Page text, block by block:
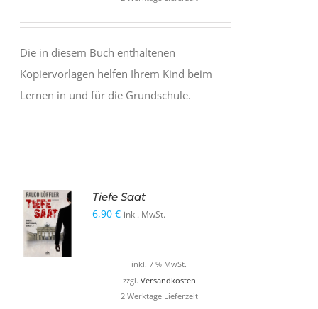
Die in diesem Buch enthaltenen
Kopiervorlagen helfen Ihrem Kind beim
Lernen in und für die Grundschule.
IN DEN
WARENKORB
Tiefe Saat
6,90€ inkl. MwSt.
inkl. 7 % MwSt.
zzgl. Versandkosten
2 Werktage Lieferzeit